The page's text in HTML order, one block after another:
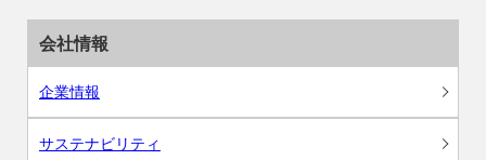
会社情報
企業情報
サステナビリティ